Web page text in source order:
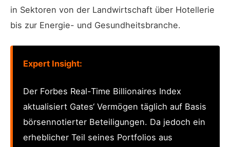
in Sektoren von der Landwirtschaft über Hotellerie
bis zur Energie- und Gesundheitsbranche.
Expert Insight:
Der Forbes Real-Time Billionaires Index
aktualisiert Gates‘ Vermögen täglich auf Basis
börsennotierter Beteiligungen. Da jedoch ein
erheblicher Teil seines Portfolios aus